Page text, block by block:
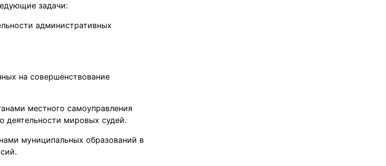
задачи:
административных
на совершенствование
местного самоуправления
деятельности мировых судей.
муниципальных образований в